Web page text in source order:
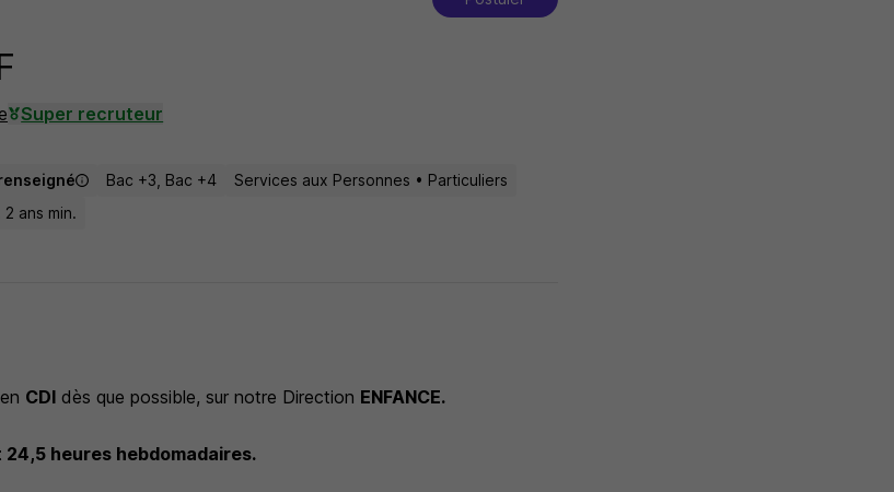
Super recruteur
Bac +3, Bac +4
Services aux Personnes • Particuliers
2 ans min.
CDI dès que possible, sur notre Direction ENFANCE.
heures hebdomadaires.